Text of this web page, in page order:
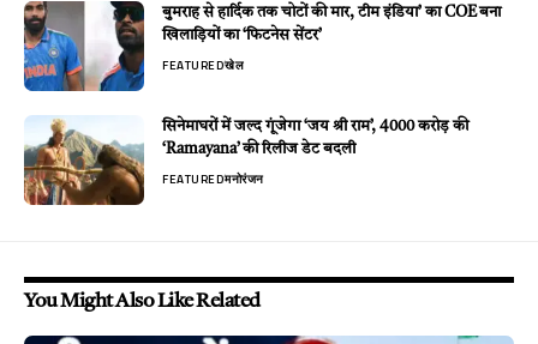
बुमराह से हार्दिक तक चोटों की मार, टीम इंडिया’ का COE बना
खिलाड़ियों का ‘फिटनेस सेंटर’
FEATUREDखेल
सिनेमाघरों में जल्द गूंजेगा ‘जय श्री राम’, 4000 करोड़ की
‘Ramayana’ की रिलीज डेट बदली
FEATUREDमनोरंजन
You Might Also Like Related